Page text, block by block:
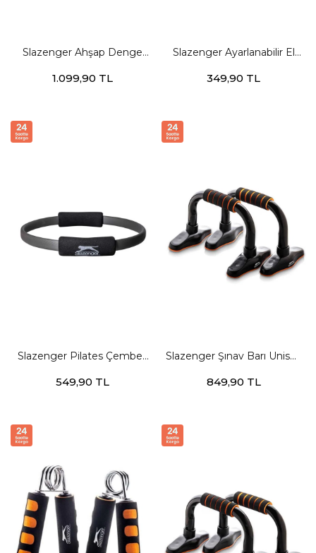
Slazenger Ahşap Denge
Aletleri
1.099,90 TL
Slazenger Ayarlanabilir El
STD Egzersiz Aletleri
349,90 TL
Slazenger Pilates Çemberi
STD Egzersiz Aletleri
549,90 TL
Slazenger Şınav Barı Unisex
849,90 TL